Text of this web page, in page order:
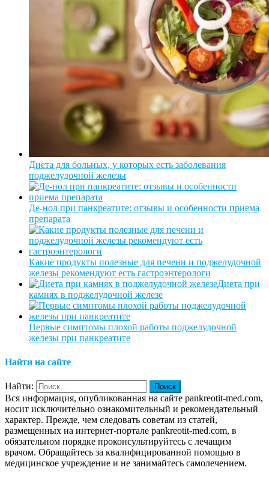
Диета для больных, у которых есть заболевания
поджелудочной железы
Де-нол при панкреатите: отзывы и особенности приема
препарата
Какие продукты полезные для печени и поджелудочной
железы рекомендуют есть гастроэнтерологи
Диета при
камнях в поджелудочной железе
Первые симптомы плохой работы поджелудочной
железы при панкреатите
Найти на сайте
Найти:
Вся информация, опубликованная на сайте pankreotit-med.com,
носит исключительно ознакомительный и рекомендательный
характер. Прежде, чем следовать советам из статей,
размещенных на интернет-портале pankreotit-med.com, в
обязательном порядке проконсультируйтесь с лечащим
врачом. Обращайтесь за квалифицированной помощью в
медицинское учреждение и не занимайтесь самолечением.